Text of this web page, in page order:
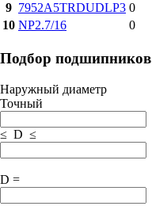
9 7952A5TRDUDLP3 0
10 NP2.7/16 0
Подбор подшипников
Наружный диаметр
Точный
≤ D ≤
D =